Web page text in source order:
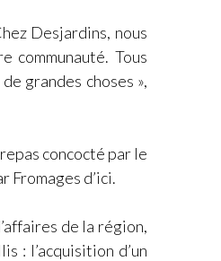
Desjardins, nous
communauté. Tous
grandes choses »,
concocté par le
Fromages d’ici.
de la région,
: l’acquisition d’un